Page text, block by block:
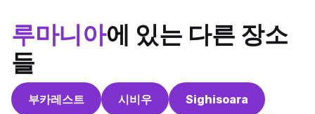
루마니아에 있는 다른 장소
들
부카레스트 시비우 Sighisoara